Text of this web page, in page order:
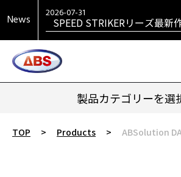
News VENGEANCE RETURNS発売！
2026-07-31
SPEED STRIKERリーズ最新
STRIKER HYBRID発売！
製品カテゴリーを選
TOP > Products > ABSolution